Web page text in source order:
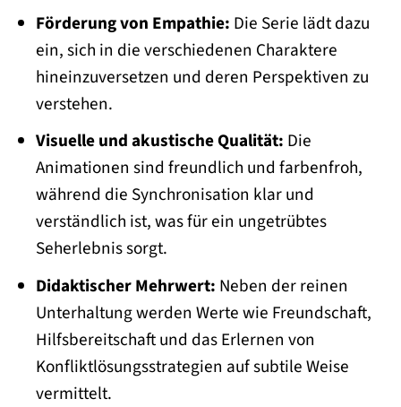
Förderung von Empathie: Die Serie lädt dazu
ein, sich in die verschiedenen Charaktere
hineinzuversetzen und deren Perspektiven zu
verstehen.
Visuelle und akustische Qualität: Die
Animationen sind freundlich und farbenfroh,
während die Synchronisation klar und
verständlich ist, was für ein ungetrübtes
Seherlebnis sorgt.
Didaktischer Mehrwert: Neben der reinen
Unterhaltung werden Werte wie Freundschaft,
Hilfsbereitschaft und das Erlernen von
Konfliktlösungsstrategien auf subtile Weise
vermittelt.